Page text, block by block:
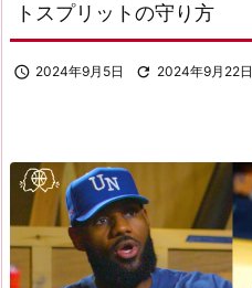
トスプリットの守り方
 2024年9月5日  2024年9月22日